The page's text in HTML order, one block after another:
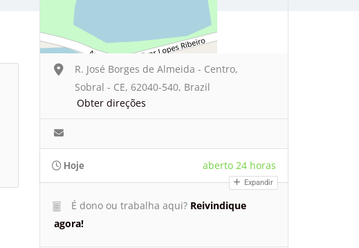
R. José Borges de Almeida - Centro,
Sobral - CE, 62040-540, Brazil
Obter direções
Hoje aberto 24 horas
Expandir
É dono ou trabalha aqui? Reivindique
agora!